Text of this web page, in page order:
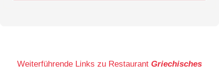
Weiterführende Links zu Restaurant Griechisches